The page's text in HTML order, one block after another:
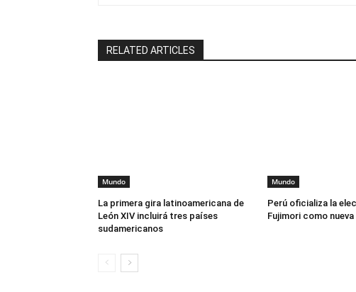
RELATED ARTICLES
Mundo
La primera gira latinoamericana de
León XIV incluirá tres países
sudamericanos
Mundo
Perú oficializa la
Fujimori como